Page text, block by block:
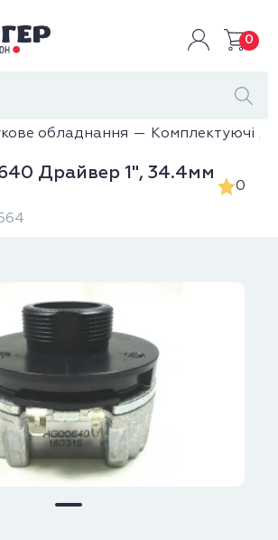
0
обладнання Комплектуючі
Драйвер 1", 34.4мм
0